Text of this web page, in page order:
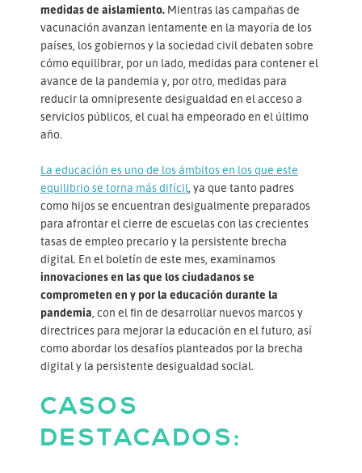
medidas de aislamiento. Mientras las campañas de
vacunación avanzan lentamente en la mayoría de los
países, los gobiernos y la sociedad civil debaten sobre
cómo equilibrar, por un lado, medidas para contener el
avance de la pandemia y, por otro, medidas para
reducir la omnipresente desigualdad en el acceso a
servicios públicos, el cual ha empeorado en el último
año.
La educación es uno de los ámbitos en los que este
equilibrio se torna más difícil , ya que tanto padres
como hijos se encuentran desigualmente preparados
para afrontar el cierre de escuelas con las crecientes
tasas de empleo precario y la persistente brecha
digital. En el boletín de este mes, examinamos
innovaciones en las que los ciudadanos se
comprometen en y por la educación durante la
pandemia , con el fin de desarrollar nuevos marcos y
directrices para mejorar la educación en el futuro, así
como abordar los desafíos planteados por la brecha
digital y la persistente desigualdad social.
CASOS
DESTACADOS: